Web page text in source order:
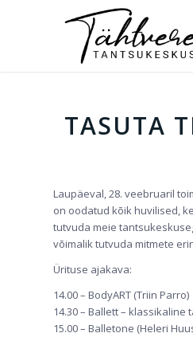
TASUTA
Laupäeval, 28. veebruaril
on oodatud kõik huvilised,
tutvuda meie
võimalik tutvuda mitmete
Ürituse ajakava:
14.00 – BodyART (Triin Parro)
14.30 – Ballett – klassikaline
15.00 – Balletone (Heleri